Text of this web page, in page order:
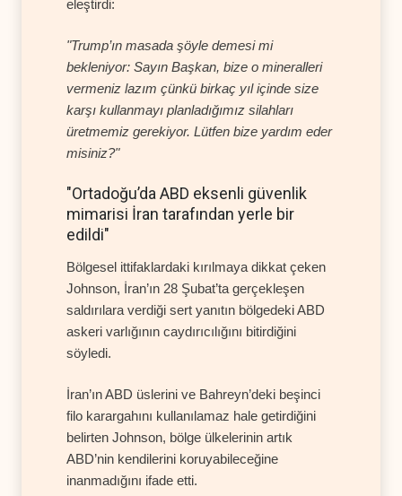
eleştirdi:
"Trump’ın masada şöyle demesi mi
bekleniyor: Sayın Başkan, bize o mineralleri
vermeniz lazım çünkü birkaç yıl içinde size
karşı kullanmayı planladığımız silahları
üretmemiz gerekiyor. Lütfen bize yardım eder
misiniz?"
"Ortadoğu’da ABD eksenli güvenlik
mimarisi İran tarafından yerle bir
edildi"
Bölgesel ittifaklardaki kırılmaya dikkat çeken
Johnson, İran’ın 28 Şubat’ta gerçekleşen
saldırılara verdiği sert yanıtın bölgedeki ABD
askeri varlığının caydırıcılığını bitirdiğini
söyledi.
İran’ın ABD üslerini ve Bahreyn’deki beşinci
filo karargahını kullanılamaz hale getirdiğini
belirten Johnson, bölge ülkelerinin artık
ABD’nin kendilerini koruyabileceğine
inanmadığını ifade etti.